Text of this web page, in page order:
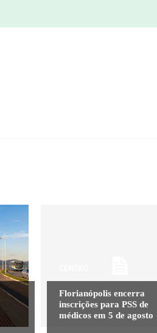
Florianópolis encerra
inscrições para PSS de
médicos em 5 de agosto